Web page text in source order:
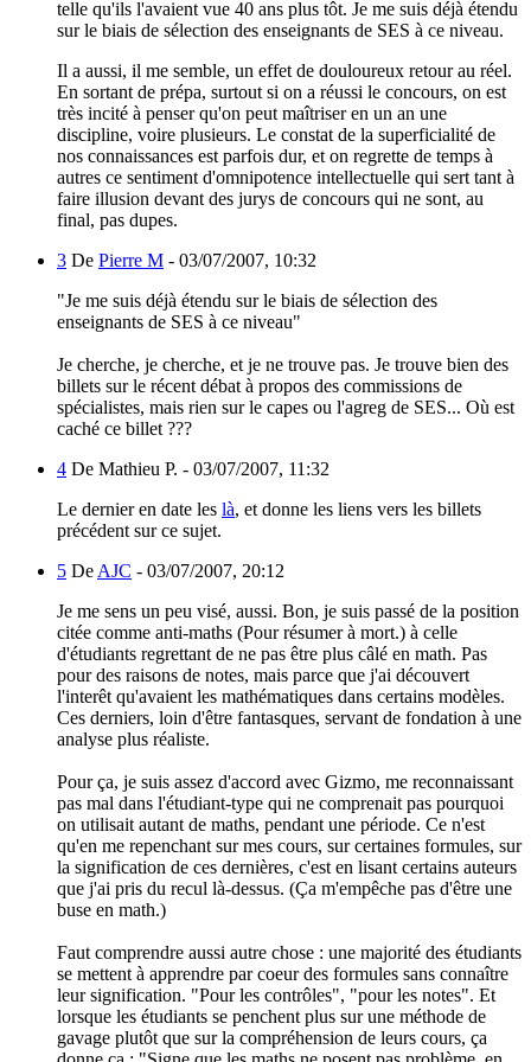
telle qu'ils l'avaient vue 40 ans plus tôt. Je me suis déjà étendu
sur le biais de sélection des enseignants de SES à ce niveau.
Il a aussi, il me semble, un effet de douloureux retour au réel.
En sortant de prépa, surtout si on a réussi le concours, on est
très incité à penser qu'on peut maîtriser en un an une
discipline, voire plusieurs. Le constat de la superficialité de
nos connaissances est parfois dur, et on regrette de temps à
autres ce sentiment d'omnipotence intellectuelle qui sert tant à
faire illusion devant des jurys de concours qui ne sont, au
final, pas dupes.
3 De Pierre M - 03/07/2007, 10:32
"Je me suis déjà étendu sur le biais de sélection des
enseignants de SES à ce niveau"
Je cherche, je cherche, et je ne trouve pas. Je trouve bien des
billets sur le récent débat à propos des commissions de
spécialistes, mais rien sur le capes ou l'agreg de SES... Où est
caché ce billet ???
4 De Mathieu P. - 03/07/2007, 11:32
Le dernier en date les là, et donne les liens vers les billets
précédent sur ce sujet.
5 De AJC - 03/07/2007, 20:12
Je me sens un peu visé, aussi. Bon, je suis passé de la position
citée comme anti-maths (Pour résumer à mort.) à celle
d'étudiants regrettant de ne pas être plus câlé en math. Pas
pour des raisons de notes, mais parce que j'ai découvert
l'interêt qu'avaient les mathématiques dans certains modèles.
Ces derniers, loin d'être fantasques, servant de fondation à une
analyse plus réaliste.
Pour ça, je suis assez d'accord avec Gizmo, me reconnaissant
pas mal dans l'étudiant-type qui ne comprenait pas pourquoi
on utilisait autant de maths, pendant une période. Ce n'est
qu'en me repenchant sur mes cours, sur certaines formules, sur
la signification de ces dernières, c'est en lisant certains auteurs
que j'ai pris du recul là-dessus. (Ça m'empêche pas d'être une
buse en math.)
Faut comprendre aussi autre chose : une majorité des étudiants
se mettent à apprendre par coeur des formules sans connaître
leur signification. "Pour les contrôles", "pour les notes". Et
lorsque les étudiants se penchent plus sur une méthode de
gavage plutôt que sur la compréhension de leurs cours, ça